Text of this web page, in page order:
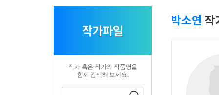
작가파일
작가 혹은 작가와 작품명을
함께 검색해 보세요.
박소연 작